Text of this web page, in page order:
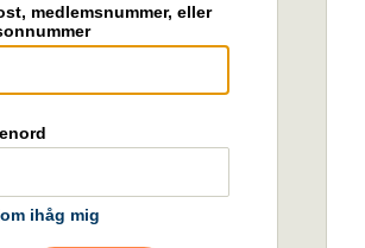
medlemsnummer, eller
ihåg mig